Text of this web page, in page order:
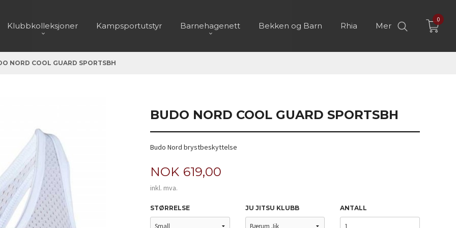
Klubbkolleksjoner Kampsportutstyr Barnehagenett Bekken og Barn Rhia Mer
0
NORD COOL GUARD SPORTSBH
BUDO NORD COOL GUARD SPORTSBH
Budo Nord brystbeskyttelse
Pris
NOK 619,00
inkl. mva.
STØRRELSE JU JITSU KLUBB ANTALL